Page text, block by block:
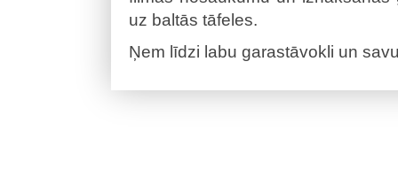
uz baltās tāfeles.
Ņem līdzi labu garastāvokli un